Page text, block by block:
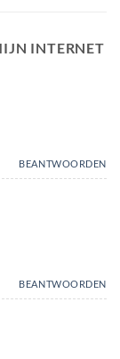
INTERNET
BEANTWOORDEN
BEANTWOORDEN